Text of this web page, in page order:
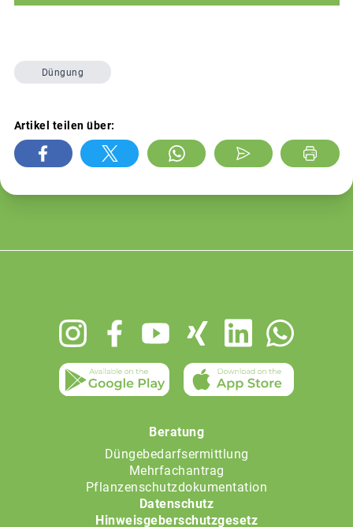
Düngung
Artikel teilen über:
Beratung
Düngebedarfsermittlung
Mehrfachantrag
Pflanzenschutzdokumentation
Datenschutz
Hinweisgeberschutzgesetz